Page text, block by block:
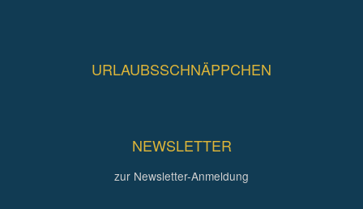
URLAUBSSCHNÄPPCHEN
NEWSLETTER
zur Newsletter-Anmeldung